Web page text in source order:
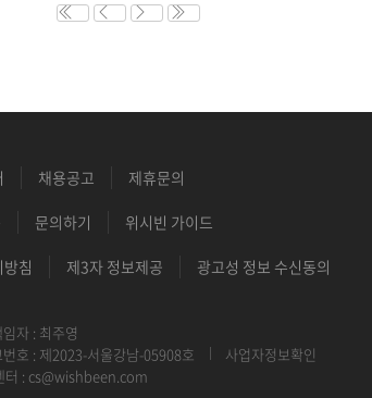
채용공고 제휴문의
문의하기 위시빈 가이드
침 제3자 정보제공 광고성 정보 수신동의
자 : 최주영
호 : 제2023-서울강남-05908호
사업자정보확인
터 : cs@wishbeen.com